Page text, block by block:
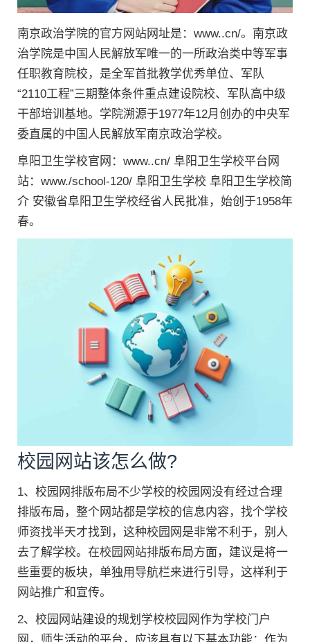
南京政治学院的官方网站网址是：www..cn/。南京政
治学院是中国人民解放军唯一的一所政治类中等军事
任职教育院校，是全军首批教学优秀单位、军队
“2110工程”三期整体条件重点建设院校、军队高中级
干部培训基地。学院溯源于1977年12月创办的中央军
委直属的中国人民解放军南京政治学校。
阜阳卫生学校官网：www..cn/ 阜阳卫生学校平台网
站：www./school-120/ 阜阳卫生学校 阜阳卫生学校简
介 安徽省阜阳卫生学校经省人民批准，始创于1958年
春。
校园网站该怎么做?
1、校园网排版布局不少学校的校园网没有经过合理
排版布局，整个网站都是学校的信息内容，找个学校
师资找半天才找到，这种校园网是非常不利于，别人
去了解学校。在校园网站排版布局方面，建议是将一
些重要的板块，单独用导航栏来进行引导，这样利于
网站推广和宣传。
2、校园网站建设的规划学校校园网作为学校门户
网，师生活动的平台，应该具有以下基本功能：作为